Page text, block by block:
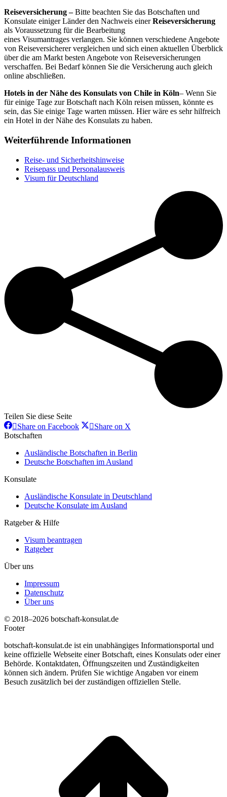
Reiseversicherung –Bitte beachten Sie das Botschaften und
Konsulate einiger Länder den Nachweis einerReiseversicherung
als Voraussetzung für die Bearbeitung
eines Visumantrages verlangen. Sie können verschiedene Angebote
von Reiseversicherer vergleichen und sich einen aktuellen Überblick
über die am Markt besten Angebote von Reiseversicherungen
verschaffen. Bei Bedarf können Sie die Versicherung auch gleich
online abschließen.
Hotels in der Nähe des Konsulats von Chile in Köln– Wenn Sie
für einige Tage zur Botschaft nach Köln reisen müssen, könnte es
sein, das Sie einige Tage warten müssen. Hier wäre es sehr hilfreich
ein Hotel in der Nähe des Konsulats zu haben.
Weiterführende Informationen
Reise- und Sicherheitshinweise
Reisepass und Personalausweis
Visum für Deutschland
Teilen Sie diese Seite
Share on FacebookShareShare on X
Botschaften
Ausländische Botschaften in Berlin
Deutsche Botschaften im Ausland
Konsulate
Ausländische Konsulate in Deutschland
Deutsche Konsulate im Ausland
Ratgeber & Hilfe
Visum beantragen
Ratgeber
Über uns
Impressum
Datenschutz
Über uns
© 2018–2026 botschaft-konsulat.de
Footer
botschaft-konsulat.de ist ein unabhängiges Informationsportal und
keine offizielle Webseite einer Botschaft, eines Konsulats oder einer
Behörde. Kontaktdaten, Öffnungszeiten und Zuständigkeiten
können sich ändern. Prüfen Sie wichtige Angaben vor einem
Besuch zusätzlich bei der zuständigen offiziellen Stelle.